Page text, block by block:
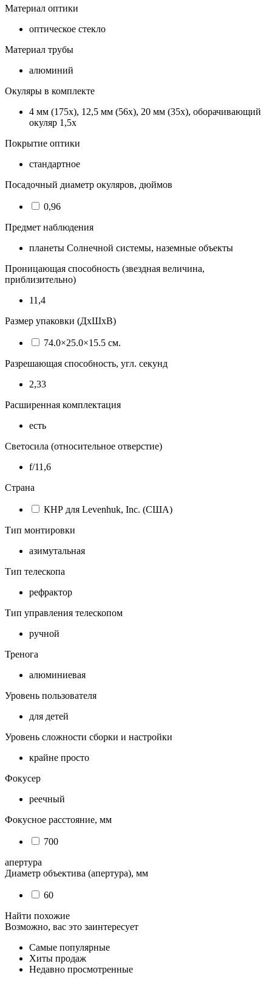
Материал оптики
оптическое стекло
Материал трубы
алюминий
Окуляры в комплекте
4 мм (175x), 12,5 мм (56x), 20 мм (35x), оборачивающий
окуляр 1,5х
Покрытие оптики
стандартное
Посадочный диаметр окуляров, дюймов
0,96
Предмет наблюдения
планеты Солнечной системы, наземные объекты
Проницающая способность (звездная величина,
приблизительно)
11,4
Размер упаковки (ДхШхВ)
74.0×25.0×15.5 см.
Разрешающая способность, угл. секунд
2,33
Расширенная комплектация
есть
Светосила (относительное отверстие)
f/11,6
Страна
КНР для Levenhuk, Inc. (США)
Тип монтировки
азимутальная
Тип телескопа
рефрактор
Тип управления телескопом
ручной
Тренога
алюминиевая
Уровень пользователя
для детей
Уровень сложности сборки и настройки
крайне просто
Фокусер
реечный
Фокусное расстояние, мм
700
апертура
Диаметр объектива (апертура), мм
60
Найти похожие
Возможно, вас это заинтересует
Самые популярные
Хиты продаж
Недавно просмотренные